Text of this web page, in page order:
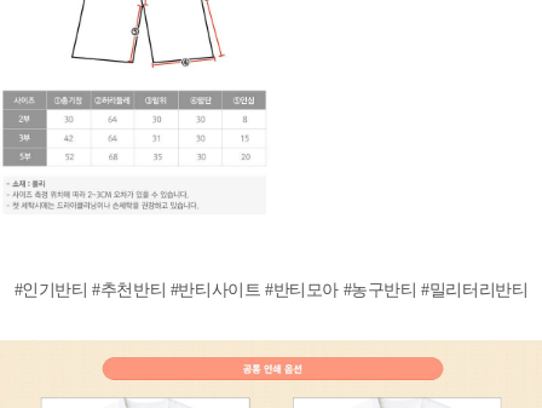
#인기반티 #추천반티 #반티사이트 #반티모아 #농구반티 #밀리터리반티